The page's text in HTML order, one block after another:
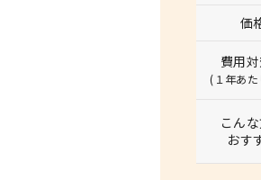
価
費用
(１年あた
こん
おす